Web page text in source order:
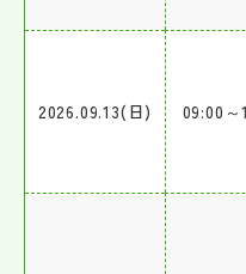
2026.09.13(日) 09:00～